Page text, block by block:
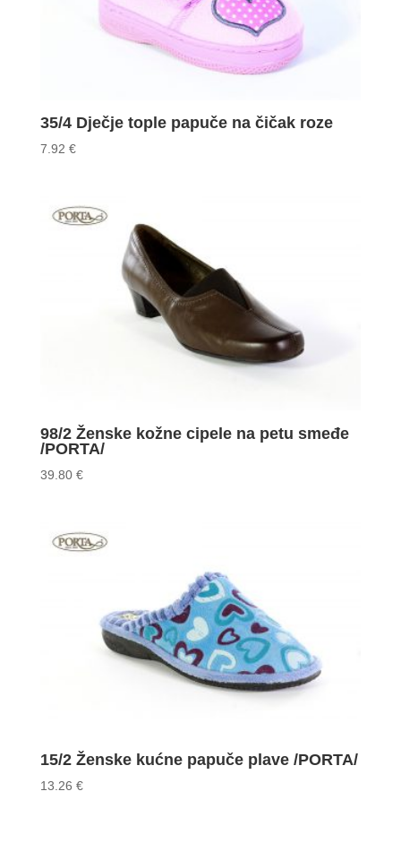
35/4 Dječje tople papuče na čičak roze
7.92 €
98/2 Ženske kožne cipele na petu smeđe
/PORTA/
39.80 €
15/2 Ženske kućne papuče plave /PORTA/
13.26 €